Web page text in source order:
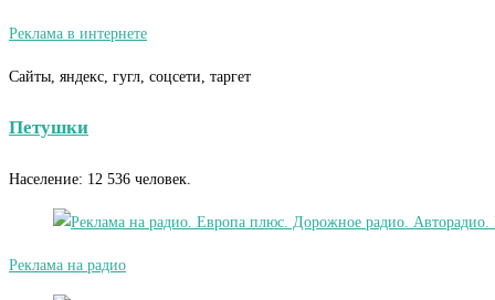
Реклама в интернете
Сайты, яндекс, гугл, соцсети, таргет
Петушки
Население: 12 536 человек.
Реклама на радио